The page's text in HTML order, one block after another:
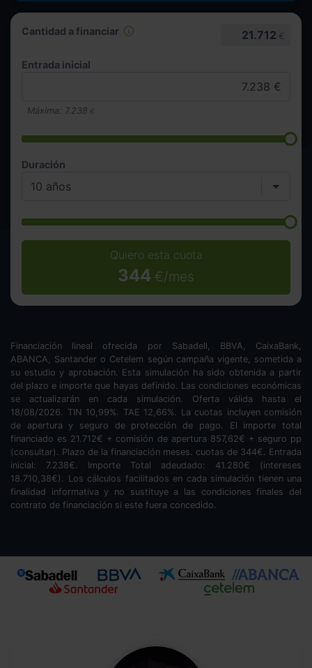
Cantidad a financiar 21.712 €
Entrada inicial
Máxima: 7.238 €
Duración
Quiero esta cuota
344 €/mes
Financiación lineal ofrecida por Sabadell, BBVA, CaixaBank,
ABANCA, Santander o Cetelem según campaña vigente, sometida a
su estudio y aprobación. Esta simulación ha sido obtenida a partir
del plazo e importe que hayas definido. Las condiciones económicas
se actualizarán en cada simulación. Oferta válida hasta el
18/08/2026. TIN 10,99%. TAE 12,66%. La cuotas incluyen comisión
de apertura y seguro de protección de pago. El importe total
financiado es 21.712€ + comisión de apertura 857,62€ + seguro pp
(consultar). Plazo de la financiación meses. cuotas de 344€. Entrada
inicial: 7.238€. Importe Total adeudado: 41.280€ (intereses
18.710,38€). Los cálculos facilitados en cada simulación tienen una
finalidad informativa y no sustituye a las condiciones finales del
contrato de financiación si este fuera concedido.